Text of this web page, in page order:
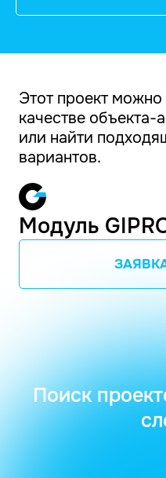
Этот проект можно
качестве объекта-
или найти
вариантов.
Модуль
Поиск